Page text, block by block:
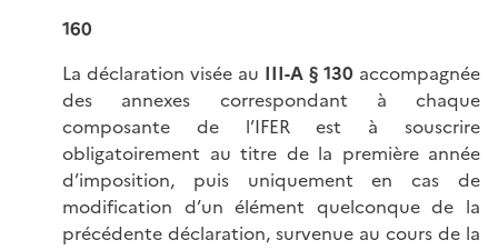
160
La déclaration visée au III-A § 130 accompagnée
des annexes correspondant à chaque
composante de l’IFER est à souscrire
obligatoirement au titre de la première année
d’imposition, puis uniquement en cas de
modification d’un élément quelconque de la
précédente déclaration, survenue au cours de la